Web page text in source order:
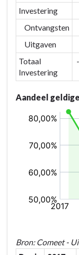
verenigingen
Investering
Ontvangsten
Uitgaven
Totaal
Investering
Aandeel
Bron: Comeet -